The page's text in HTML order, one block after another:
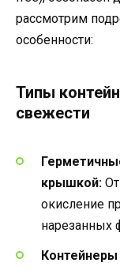
рассмотрим
особенности:
Типы
свежести
крышкой:
окисление
нарезанных